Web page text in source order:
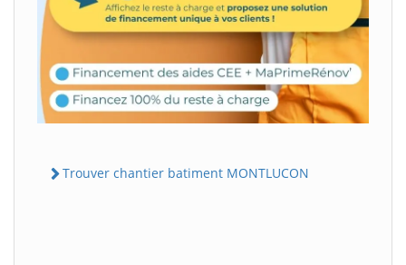
Trouver chantier batiment MONTLUCON